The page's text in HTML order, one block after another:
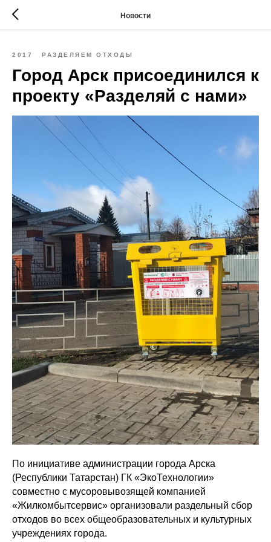
Новости
2017 РАЗДЕЛЯЕМ ОТХОДЫ
Город Арск присоединился к
проекту «Разделяй с нами»
По инициативе администрации города Арска
(Республики Татарстан) ГК «ЭкоТехнологии»
совместно с мусоровывозящей компанией
«Жилкомбытсервис» организовали раздельный сбор
отходов во всех общеобразовательных и культурных
учреждениях города.